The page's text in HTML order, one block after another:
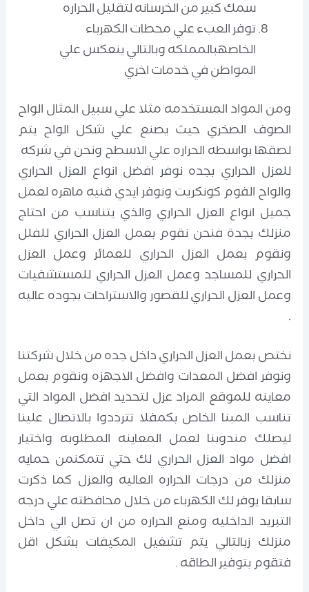
سمك كبير من الخرسانه لتقليل الحراره
توفر العبء علي محطات الكهرباء
الخاصهبالمملكه وبالتالي ينعكس علي
المواطن في خدمات اخري
ومن المواد المستخدمه مثلا علي سبيل المثال الواح
الصوف الصخري حيث يصنع علي شكل الواح يتم
لصقها بواسطه الحراره علي الاسطح ونحن في شركه
للعزل الحراري بجده نوفر افضل انواع العزل الحراري
والواح الفوم كونكريت ونوفر ايدي فنيه ماهره لعمل
جميل انواع العزل الحراري والذي يتناسب من احتاج
منزلك بجدة فنحن نقوم بعمل العزل الحراري للفلل
ونقوم بعمل العزل الحراري للعمائر وعمل العزل
الحراري للمساجد وعمل العزل الحراري للمستشفيات
وعمل العزل الحراري للقصور والاستراحات بجوده عاليه
.
نختص بعمل العزل الحراري داخل جده من خلال شركتنا
ونوفر افضل المعدات وافضل الاجهزه ونقوم بعمل
معاينه للموقع المراد عزل لتحديد افضل المواد التي
تناسب المبنا الخاص بكمفلا تترددوا بالاتصال علينا
ليصلك مندوبنا لعمل المعاينه المطلوبه واختيار
افضل مواد العزل الحراري لك حتي تتمكنمن حمايه
منزلك من درجات الحراره العاليه والعزل كما ذكرت
سابقا يوفر لك الكهرباء من خلال محافظته علي درجه
التبريد الداخليه ومنع الحراره من ان تصل الي داخل
منزلك زبالتالي يتم تشغيل المكيفات بشكل اقل
فتقوم بتوفير الطاقه .